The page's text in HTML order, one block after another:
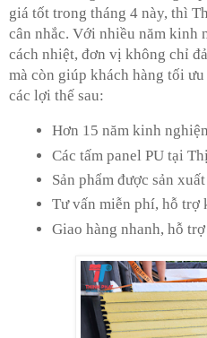
giá tốt trong tháng 4 này, thì
cân nhắc. Với nhiều năm kinh
cách nhiệt, đơn vị không chỉ
mà còn giúp khách hàng tối
các lợi thế sau:
Hơn 15 năm kinh
Các tấm panel PU tại
Sản phẩm được sản
Tư vấn miễn phí, hỗ trợ
Giao hàng nhanh, hỗ